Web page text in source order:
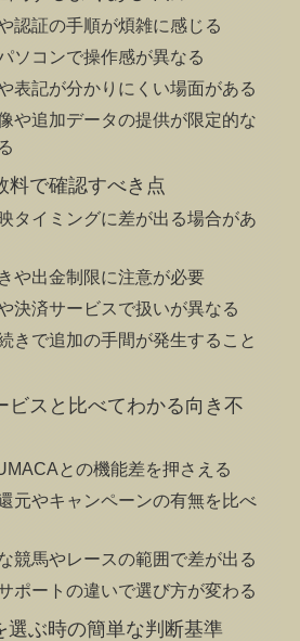
認証の手順が煩雑に感じる
ソコンで操作感が異なる
表記が分かりにくい場面がある
や追加データの提供が限定的な
料で確認すべき点
タイミングに差が出る場合があ
や出金制限に注意が必要
決済サービスで扱いが異なる
きで追加の手間が発生すること
ビスと比べてわかる向き不
との機能差を押さえる
元やキャンペーンの有無を比べ
競馬やレースの範囲で差が出る
ポートの違いで選び方が変わる
選ぶ時の簡単な判断基準